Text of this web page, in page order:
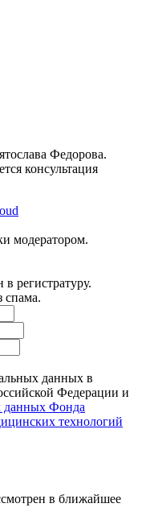
Федорова.
консультация
модератором.
регистратуру.
спама.
данных в
Федерации и
данных Фонда
технологий
в ближайшее